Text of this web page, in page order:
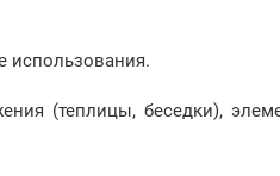
использования.
(теплицы, беседки),